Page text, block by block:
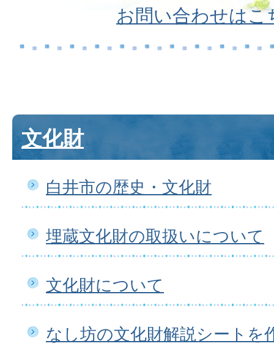
お問い合わせはこ
文化財
白井市の歴史・文化財
埋蔵文化財の取扱いについて
文化財について
なし坊の文化財解説シートを